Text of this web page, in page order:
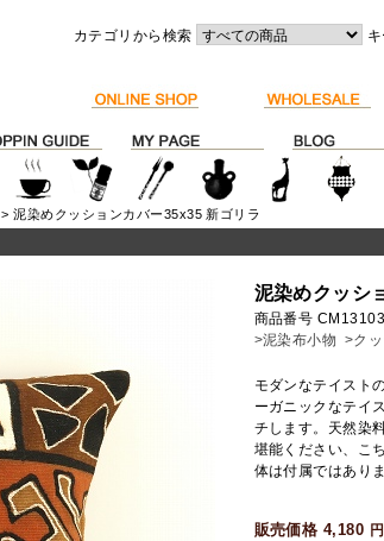
カテゴリから検索
> 泥染めクッションカバー35x35 新ゴリラ
泥染めクッシ
商品番号
>泥染布小物 >ク
モダンなテイスト
ーガニックなテイ
チします。天然染
堪能ください、こ
体は付属ではあり
販売価格 4,180 円